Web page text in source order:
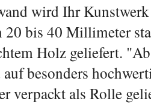
wird Ihr
20 bis 40 Millimeter
Holz geliefert.
besonders
verpackt als Rolle